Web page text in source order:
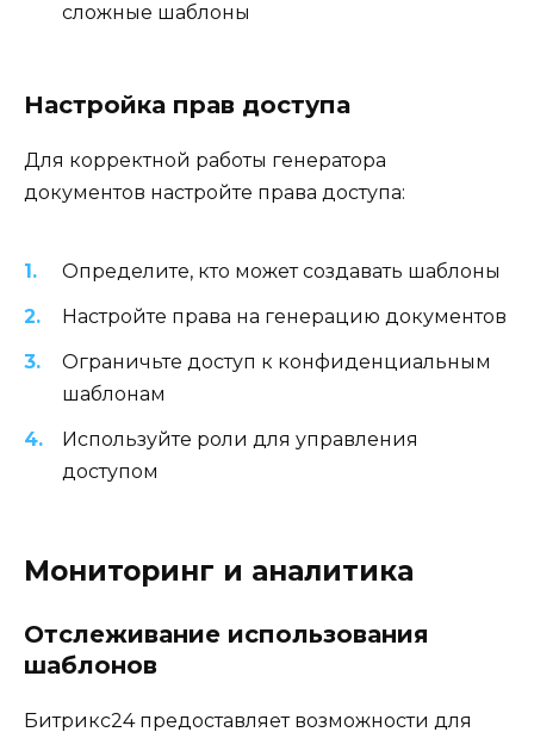
сложные шаблоны
Настройка прав доступа
Для корректной работы генератора
документов настройте права доступа:
Определите, кто может создавать шаблоны
Настройте права на генерацию документов
Ограничьте доступ к конфиденциальным
шаблонам
Используйте роли для управления
доступом
Мониторинг и аналитика
Отслеживание использования
шаблонов
Битрикс24 предоставляет возможности для